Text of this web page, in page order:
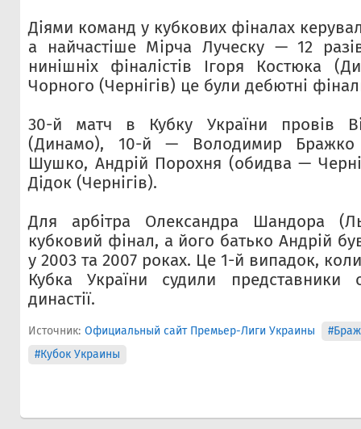
Діями команд у кубкових фіналах
а найчастіше Мірча Луческу — 12
нинішніх фіналістів Ігоря Костюка
Чорного (Чернігів) це були дебютні
30-й матч в Кубку України провів
(Динамо), 10-й — Володимир
Шушко, Андрій Порохня (обидва —
Дідок (Чернігів).
Для арбітра Олександра Шандора
кубковий фінал, а його батько Андрій
у 2003 та 2007 роках. Це 1-й випадок,
Кубка України судили представники
династії.
Источник: Официальный сайт Премьер-Лиги Украины
#Кубок Украины